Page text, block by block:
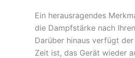
Ein herausragendes
die Dampfstärke nach
Darüber hinaus verfügt
Zeit ist, das Gerät wieder